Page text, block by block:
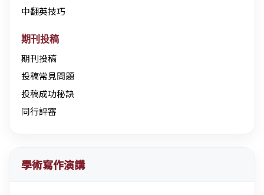
中翻英技巧
期刊投稿
期刊投稿
投稿常見問題
投稿成功秘訣
同行評審
學術寫作演講